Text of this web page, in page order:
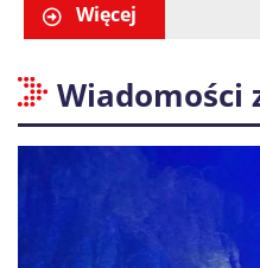
Więcej
Wiadomości